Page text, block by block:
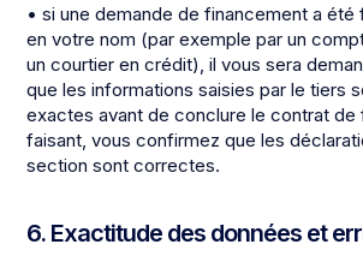
• si une demande de financement a été
en votre nom (par exemple par un
un courtier en crédit), il vous sera
que les informations saisies par le tiers
exactes avant de conclure le contrat de
faisant, vous confirmez que les
section sont correctes.
6. Exactitude des données et